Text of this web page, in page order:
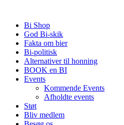
indholdBi Shop
God Bi-skik
Fakta om bier
Bi-politisk
Alternativer til honning
BOOK en BI
Events
Kommende Events
Afholdte events
Støt
Bliv medlem